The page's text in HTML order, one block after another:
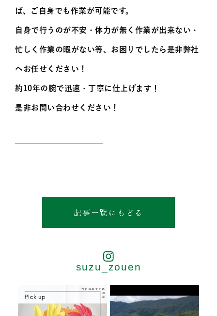
ば、ご自身でも作業が可能です。
自身で行うのが不安・体力が無く作業が出来ない・
忙しく作業の暇がない等、お困りでしたら是非弊社
へお任せください！
約10年の腕で迅速・丁寧に仕上げます！
是非お問い合わせください！
———————————
記事一覧にもどる
suzu_zouen